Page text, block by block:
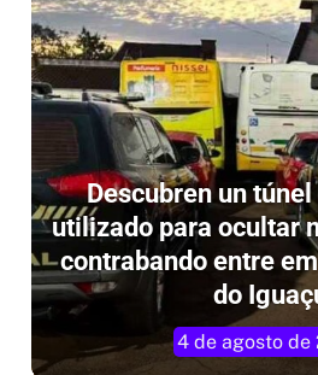
Descubren un
utilizado para ocultar
contrabando entre
do
4 de agosto de